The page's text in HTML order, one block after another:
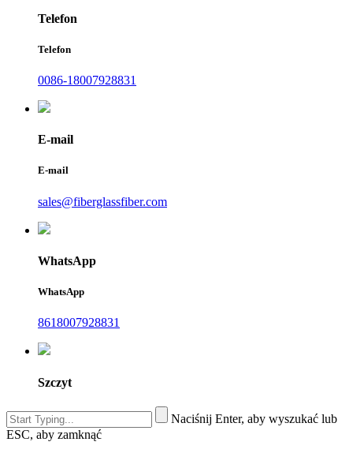
Telefon
Telefon
0086-18007928831
E-mail
E-mail
sales@fiberglassfiber.com
WhatsApp
WhatsApp
8618007928831
Szczyt
Naciśnij Enter, aby wyszukać lub
ESC, aby zamknąć